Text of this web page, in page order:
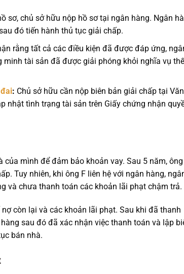
sơ, chủ sở hữu nộp hồ sơ tại ngân hàng. Ngân
đó tiến hành thủ tục giải chấp.
rằng tất cả các điều kiện đã được đáp ứng,
tài sản đã được giải phóng khỏi nghĩa vụ thế
: Chủ sở hữu cần nộp biên bản giải chấp tại Văn
nhật tình trạng tài sản trên Giấy chứng nhận
mình để đảm bảo khoản vay. Sau 5 năm,
Tuy nhiên, khi ông F liên hệ với ngân hàng,
và chưa thanh toán các khoản lãi phạt chậm trả.
còn lại và các khoản lãi phạt. Sau khi đã thanh
sau đó đã xác nhận việc thanh toán và lập
bán nhà.